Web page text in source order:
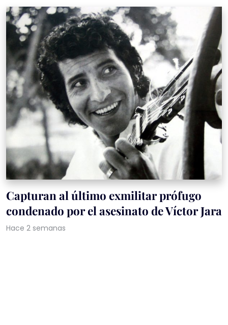
Capturan al último exmilitar prófugo
condenado por el asesinato de Víctor Jara
Hace 2 semanas